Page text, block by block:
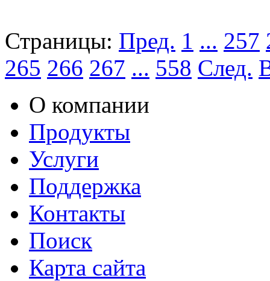
Страницы: Пред. 1 ... 257
265 266 267 ... 558 След.
О компании
Продукты
Услуги
Поддержка
Контакты
Поиск
Карта сайта